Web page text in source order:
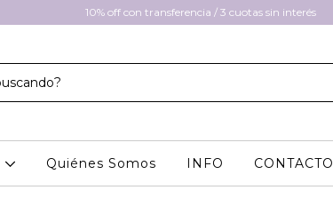
10% off con transferencia / 3 cuotas sin interés
Quiénes Somos INFO CONTACTO